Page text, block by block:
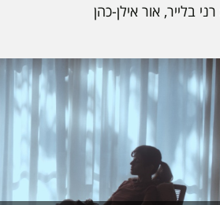
רני בלייר, אור אילן-כהן